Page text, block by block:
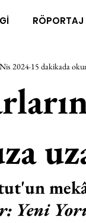
RÖPORTAJ
ARAŞTIRMA
SINIRSIZ
2024 15 dakikada
Yeni